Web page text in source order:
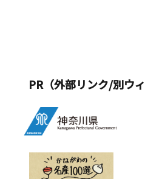
PR（外部リンク/別ウ